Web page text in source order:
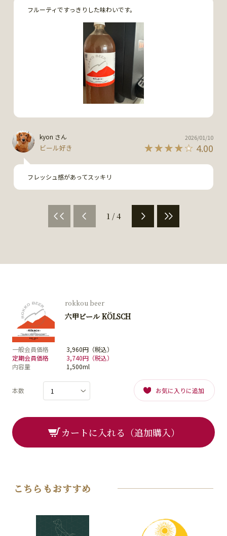
フルーティですっきりした味わいです。
kyon さん
ビール好き 4.00
2026/01/10
フレッシュ感があってスッキリ
1 / 4
rokkou beer
六甲ビール KÖLSCH
一般会員価格
3,960円（税込）
定期会員価格
3,740円（税込）
内容量
1,500ml
本数 お気に入りに追加
カートに入れる（追加購入）
こちらもおすすめ